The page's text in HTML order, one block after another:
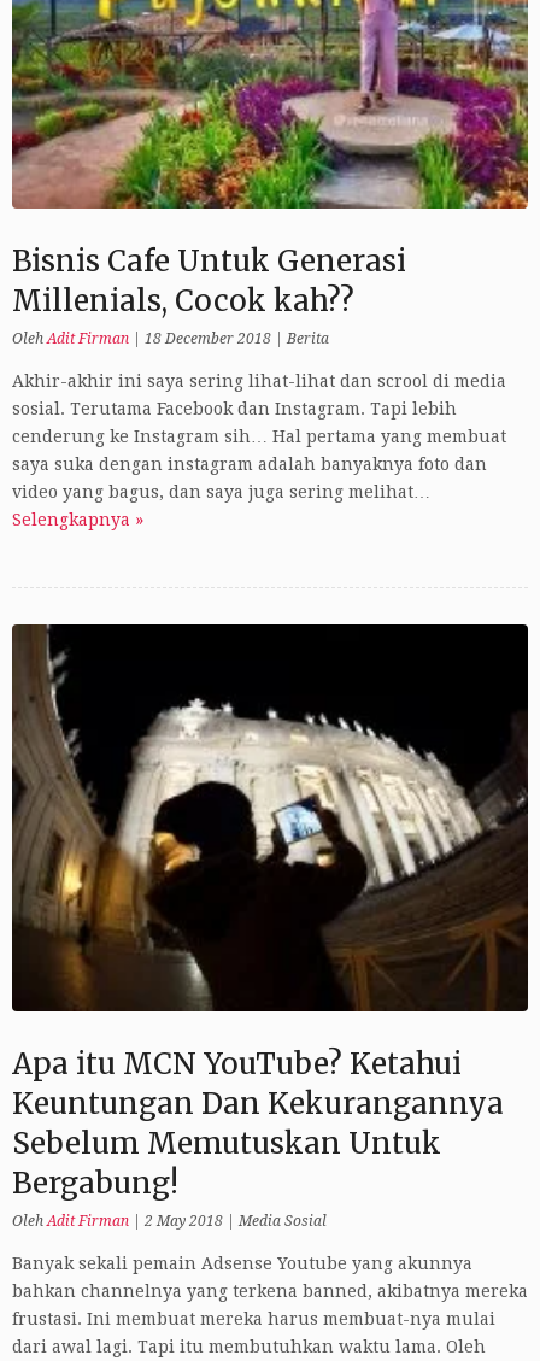
Bisnis Cafe Untuk Generasi
Millenials, Cocok kah??
Oleh Adit Firman 18 December 2018 Berita
Akhir-akhir ini saya sering lihat-lihat dan scrool di media
sosial. Terutama Facebook dan Instagram. Tapi lebih
cenderung ke Instagram sih… Hal pertama yang membuat
saya suka dengan instagram adalah banyaknya foto dan
video yang bagus, dan saya juga sering melihat…
Selengkapnya »
Apa itu MCN YouTube? Ketahui
Keuntungan Dan Kekurangannya
Sebelum Memutuskan Untuk
Bergabung!
OlehAdit Firman 2 May 2018 |Media Sosial
Banyak sekali pemain Adsense Youtube yang akunnya
bahkan channelnya yang terkena banned, akibatnya mereka
frustasi. Ini membuat mereka harus membuat-nya mulai
dari awal lagi. Tapi itu membutuhkan waktu lama. Oleh